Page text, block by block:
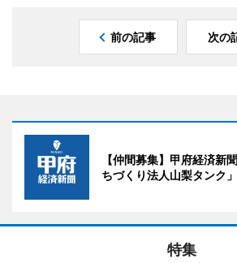
前の記事 次の
【仲間募集】甲府経済新
ちづくり法人山梨タンク
特集